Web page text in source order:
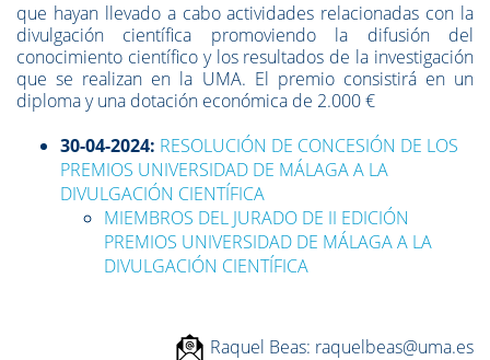
que hayan llevado a cabo actividades relacionadas con la
divulgación científica promoviendo la difusión del
conocimiento científico y los resultados de la investigación
que se realizan en la UMA. El premio consistirá en un
diploma y una dotación económica de 2.000 €
30-04-2024: RESOLUCIÓN DE CONCESIÓN DE LOS
PREMIOS UNIVERSIDAD DE MÁLAGA A LA
DIVULGACIÓN CIENTÍFICA
MIEMBROS DEL JURADO DE II EDICIÓN
PREMIOS UNIVERSIDAD DE MÁLAGA A LA
DIVULGACIÓN CIENTÍFICA
Raquel Beas: raquelbeas@uma.es